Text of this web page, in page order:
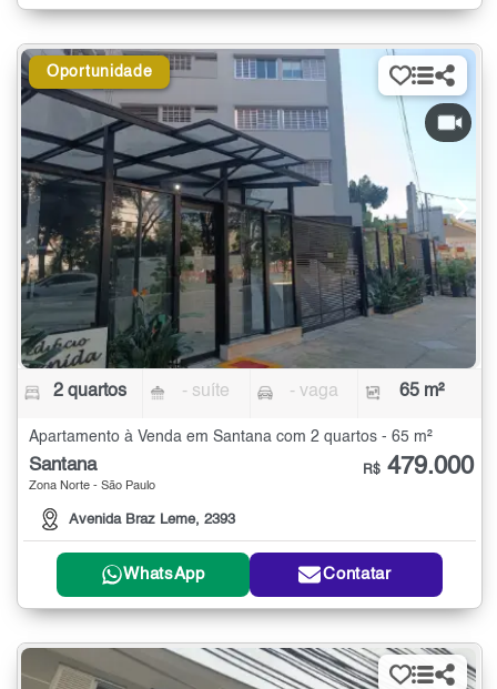
Oportunidade
2 quartos - suíte - vaga 65 m²
Apartamento à Venda em Santana com 2 quartos - 65 m²
Santana
Zona Norte - São Paulo
Avenida Braz Leme, 2393
R$ 479.000
WhatsApp Contatar